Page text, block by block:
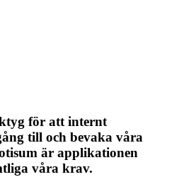
för att internt
till och bevaka våra
är applikationen
våra krav.